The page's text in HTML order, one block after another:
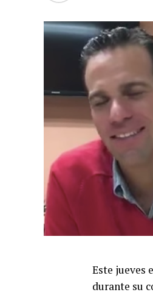
Este jueves
durante su